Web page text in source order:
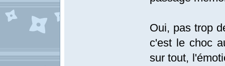
Oui, pas trop
c'est le choc
sur tout,